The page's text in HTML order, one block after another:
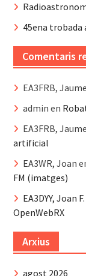
45ena trobada
Comentaris
EA3FRB, Jaume
admin en
EA3FRB, Jaume
artificial
EA3WR, Joan
FM (imatges)
EA3DYY, Joan
OpenWebRX
Arxius
agost 2026